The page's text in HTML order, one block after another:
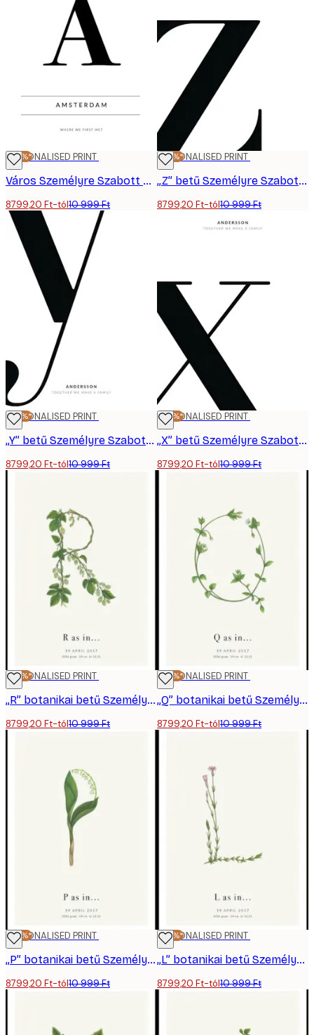
-20%*
PERSONALISED PRINT
Város Személyre Szabott Poszter
8799,20 Ft-tól10 999 Ft
-20%*
PERSONALISED PRINT
„Z” betű Személyre Szabott Poszter
8799,20 Ft-tól10 999 Ft
-20%*
PERSONALISED PRINT
„Y” betű Személyre Szabott Poszter
8799,20 Ft-tól10 999 Ft
-20%*
PERSONALISED PRINT
„X” betű Személyre Szabott Poszter
8799,20 Ft-tól10 999 Ft
-20%*
PERSONALISED PRINT
„R” botanikai betű Személyre Szabott Poszter
8799,20 Ft-tól10 999 Ft
-20%*
PERSONALISED PRINT
„Q” botanikai betű Személyre Szabott Poszter
8799,20 Ft-tól10 999 Ft
-20%*
PERSONALISED PRINT
„P” botanikai betű Személyre Szabott Poszter
8799,20 Ft-tól10 999 Ft
-20%*
PERSONALISED PRINT
„L” botanikai betű Személyre Szabott Poszter
8799,20 Ft-tól10 999 Ft